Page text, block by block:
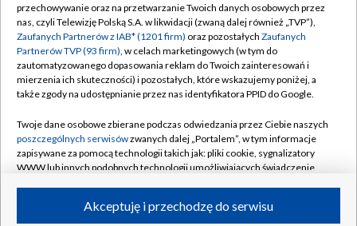
Abonament TVP
Emisja w TVP
Centrum informacji TVP
Naziemna Telewizja Cyfrowa
Rada Programowa
System NOS
Informacje o nadawcy
Program dla prasy
Regulamin TVP
Polityka prywatności
Moje zgody
Pomoc
Kontakt
Kanały
przechowywanie oraz na przetwarzanie Twoich danych osobowych przez
nas, czyli Telewizję Polską S.A. w likwidacji (zwaną dalej również „TVP”),
Zaufanych Partnerów z IAB* (1201 firm) oraz pozostałych Zaufanych
Partnerów TVP (93 firm), w celach marketingowych (w tym do
zautomatyzowanego dopasowania reklam do Twoich zainteresowań i
mierzenia ich skuteczności) i pozostałych, które wskazujemy poniżej, a
także zgody na udostępnianie przez nas identyfikatora PPID do Google.
Twoje dane osobowe zbierane podczas odwiedzania przez Ciebie naszych
poszczególnych serwisówzwanych dalej „Portalem”, w tym informacje
zapisywane za pomocą technologii takich jak: pliki cookie, sygnalizatory
WWW lub innych podobnych technologii umożliwiających świadczenie
ruchu w Internecie.Akceptuję i przechodzę do serwisu